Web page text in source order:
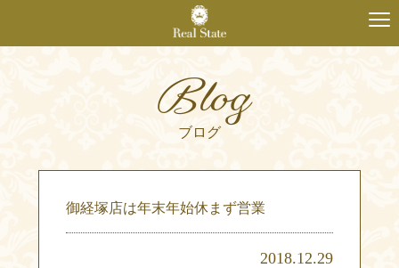
Blog
ブログ
御経塚店は年末年始休まず営業
2018.12.29